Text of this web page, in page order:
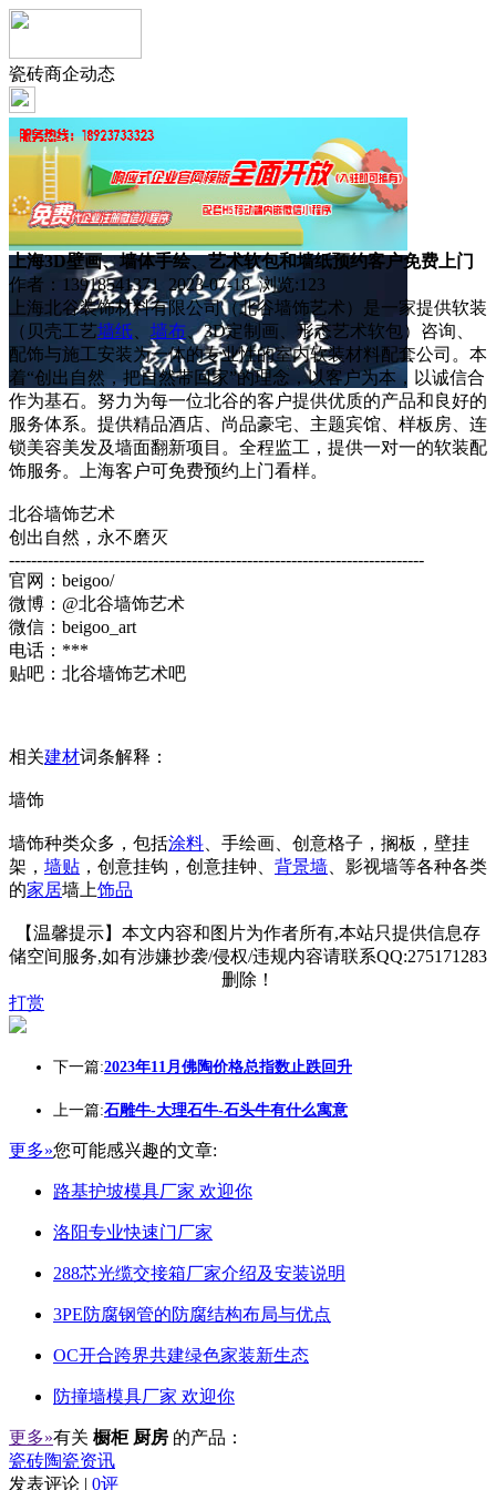
瓷砖商企动态
上海3D壁画、墙体手绘、艺术软包和墙纸预约客户免费上门
作者：13918541371 2023-07-18 浏览:123
上海北谷装饰材料有限公司（北谷墙饰艺术）是一家提供软装
（贝壳工艺墙纸 墙布 、3D定制画、形态艺术软包）咨询、
配饰与施工安装为一体的专业性的室内软装材料配套公司。本
着“创出自然，把自然带回家”的理念，以客户为本，以诚信合
作为基石。努力为每一位北谷的客户提供优质的产品和良好的
服务体系。提供精品酒店、尚品豪宅、主题宾馆、样板房、连
锁美容美发及墙面翻新项目。全程监工，提供一对一的软装配
饰服务。上海客户可免费预约上门看样。
北谷墙饰艺术
创出自然，永不磨灭
---------------------------------------------------------------------------
官网：beigoo/
微博：@北谷墙饰艺术
微信：beigoo_art
电话：***
贴吧：北谷墙饰艺术吧
相关建材词条解释：
墙饰
墙饰种类众多，包括涂料 、手绘画、创意格子，搁板，壁挂
架， 墙贴 ，创意挂钩，创意挂钟、 背景墙 、影视墙等各种各类
的家居墙上饰品
【温馨提示】本文内容和图片为作者所有,本站只提供信息存
储空间服务,如有涉嫌抄袭/侵权/违规内容请联系QQ:275171283
删除！
打赏
下一篇:2023年11月佛陶价格总指数止跌回升
上一篇:石雕牛-大理石牛-石头牛有什么寓意
更多»您可能感兴趣的文章:
路基护坡模具厂家 欢迎你
洛阳专业快速门厂家
288芯光缆交接箱厂家介绍及安装说明
3PE防腐钢管的防腐结构布局与优点
OC开合跨界共建绿色家装新生态
防撞墙模具厂家 欢迎你
更多»有关 橱柜 厨房 的产品：
瓷砖陶瓷资讯
发表评论 | 0评